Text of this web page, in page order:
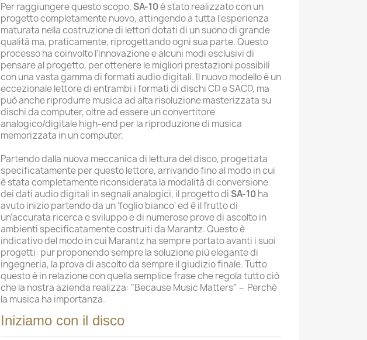
Per raggiungere questo scopo,SA-10è stato realizzato con un
progetto completamente nuovo, attingendo a tutta l'esperienza
maturata nella costruzione di lettori dotati di un suono di grande
qualità ma, praticamente, riprogettando ogni sua parte. Questo
processo ha coinvolto l'innovazione e alcuni modi esclusivi di
pensare al progetto, per ottenere le migliori prestazioni possibili
con una vasta gamma di formati audio digitali. Il nuovo modello è un
eccezionale lettore di entrambi i formati di dischi CD e SACD, ma
può anche riprodurre musica ad alta risoluzione masterizzata su
dischi da computer, oltre ad essere un convertitore
analogico/digitale high-end per la riproduzione di musica
memorizzata in un computer.
Partendo dalla nuova meccanica di lettura del disco, progettata
specificatamente per questo lettore, arrivando fino al modo in cui
è stata completamente riconsiderata la modalità di conversione
dei dati audio digitali in segnali analogici, il progetto diSA-10ha
avuto inizio partendo da un 'foglio bianco' ed è il frutto di
un’accurata ricerca e sviluppo e di numerose prove di ascolto in
ambienti specificatamente costruiti da Marantz. Questo è
indicativo del modo in cui Marantz ha sempre portato avanti i suoi
progetti: pur proponendo sempre la soluzione più elegante di
ingegneria, la prova di ascolto da sempre il giudizio finale. Tutto
questo è in relazione con quella semplice frase che regola tutto ciò
che la nostra azienda realizza: "Because Music Matters” – Perché
la musica ha importanza.
Iniziamo con il disco